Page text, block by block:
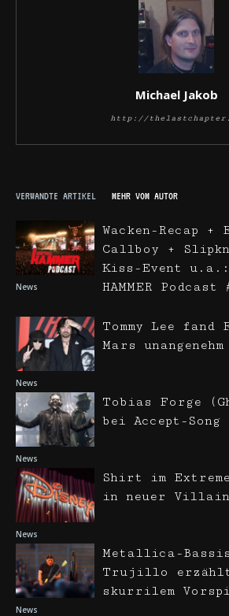
Michael Jakob
http://
VERWANDTE ARTIKEL MEHR VOM AUTOR
News
Wacken-Recap
Callboy +
Kiss-Event u.a.:
HAMMER Podcast
News
Tommy Lee fand
Mars unangenehm
News
Tobias Forge
bei Accept-Song
News
Shirt im
in neuer
News
Metallica-
Trujillo
skurrilem